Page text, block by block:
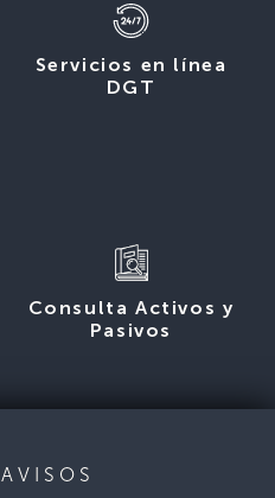
Servicios en línea
DGT
Consulta Activos y
Pasivos
AVISOS